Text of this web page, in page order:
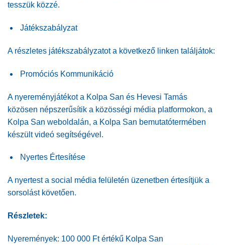
tesszük közzé.
Játékszabályzat
A részletes játékszabályzatot a következő linken találjátok:
Promóciós Kommunikáció
A nyereményjátékot a Kolpa San és Hevesi Tamás
közösen népszerűsítik a közösségi média platformokon, a
Kolpa San weboldalán, a Kolpa San bemutatótermében
készült videó segítségével.
Nyertes Értesítése
A nyertest a social média felületén üzenetben értesítjük a
sorsolást követően.
Részletek:
Nyeremények: 100 000 Ft értékű Kolpa San